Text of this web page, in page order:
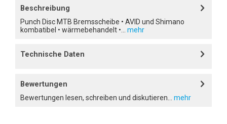
Beschreibung
Punch Disc MTB Bremsscheibe • AVID und Shimano
kombatibel • wärmebehandelt •...
mehr
Technische Daten
Bewertungen
Bewertungen lesen, schreiben und diskutieren... mehr